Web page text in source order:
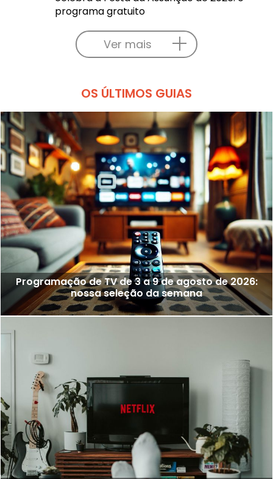
programa gratuito
Ver mais
OS ÚLTIMOS GUIAS
Programação de TV de 3 a 9 de agosto de 2026:
nossa seleção da semana